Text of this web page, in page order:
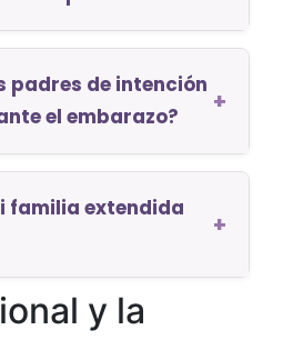
padres de intención
el embarazo?
+
familia extendida
+
y la